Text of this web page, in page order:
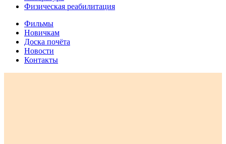
Физическая реабилитация
Фильмы
Новичкам
Доска почёта
Новости
Контакты